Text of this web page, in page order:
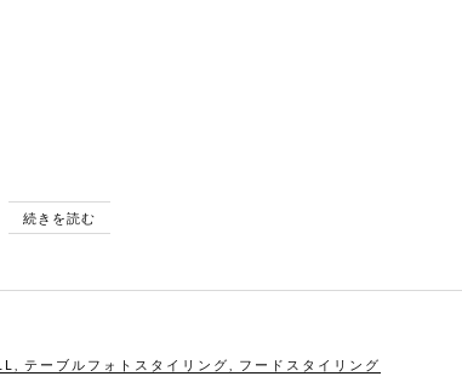
続きを読む
テーブルフォトスタイリング フードスタイリング